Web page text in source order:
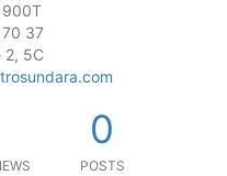
37
2, 5C
0
POSTS